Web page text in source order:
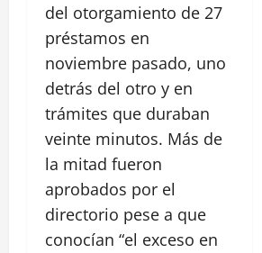
del otorgamiento de 27
préstamos en
noviembre pasado, uno
detrás del otro y en
trámites que duraban
veinte minutos. Más de
la mitad fueron
aprobados por el
directorio pese a que
conocían “el exceso en